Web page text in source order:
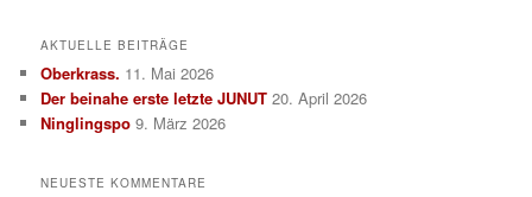
AKTUELLE BEITRÄGE
Oberkrass. 11. Mai 2026
Der beinahe erste letzte JUNUT 20. April 2026
Ninglingspo 9. März 2026
NEUESTE KOMMENTARE